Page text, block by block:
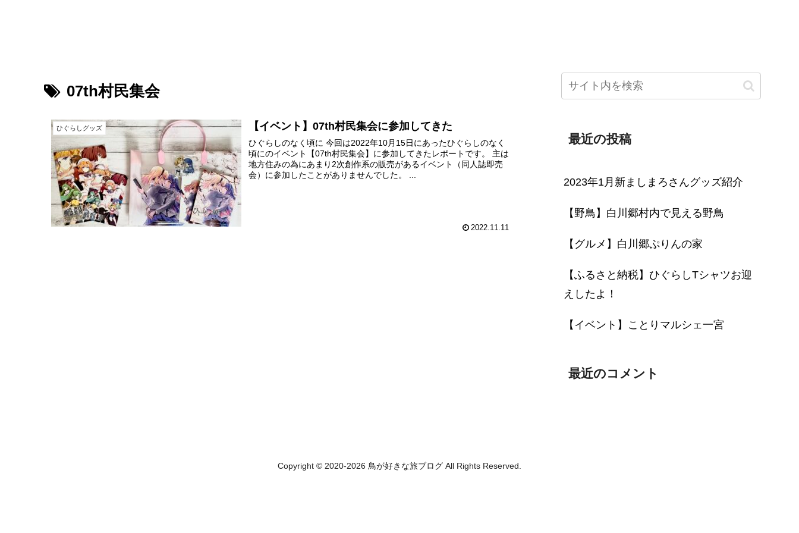
07th村民集会
ひぐらしグッズ 【イベント】07th村民集会に参加してきた
ひぐらしのなく頃に 今回は2022年10月15日にあったひぐらしのなく
頃にのイベント【07th村民集会】に参加してきたレポートです。 主は
地方住みの為にあまり2次創作系の販売があるイベント（同人誌即売
会）に参加したことがありませんでした。 ...
2022.11.11
最近の投稿
2023年1月新ましまろさんグッズ紹介
【野鳥】白川郷村内で見える野鳥
【グルメ】白川郷ぷりんの家
【ふるさと納税】ひぐらしTシャツお迎
えしたよ！
【イベント】ことりマルシェ一宮
最近のコメント
Copyright © 2020-2026 鳥が好きな旅ブログ All Rights Reserved.